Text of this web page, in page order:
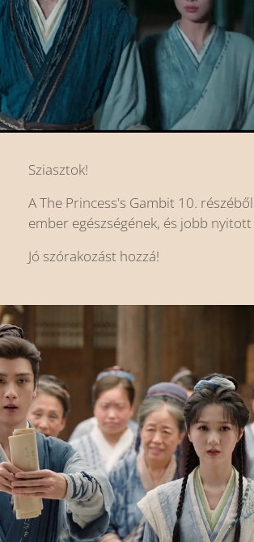
Sziasztok!
A The Princess's Gambit 10.
ember egészségének, és jobb
Jó szórakozást hozzá!